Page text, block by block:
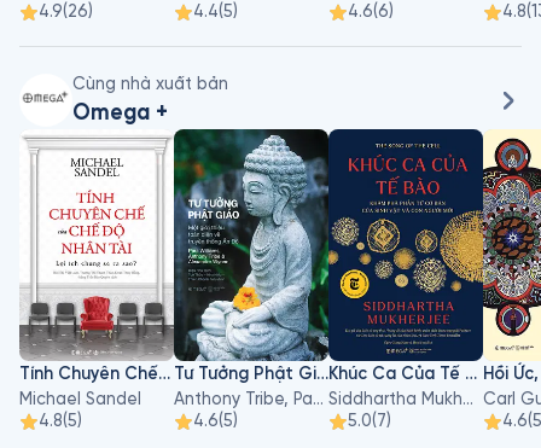
4.9(26)
4.4(5)
4.6(6)
4.8(
Cùng nhà xuất bản
Omega +
Tính Chuyên Chế Của Chế Độ Nhân Tài: Lợi Ích Chung Sẽ Ra Sao?
Michael Sandel
4.8(5)
Tư Tưởng Phật Giáo
Anthony Tribe, Paul Williams, Alexander Wynne
4.6(5)
Khúc Ca Của Tế Bào
Siddhartha Mukherjee
5.0(7)
Carl
4.6(